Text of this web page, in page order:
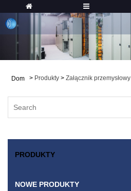
Dom > Produkty > Załącznik przemysłowy
PRODUKTY
NOWE PRODUKTY